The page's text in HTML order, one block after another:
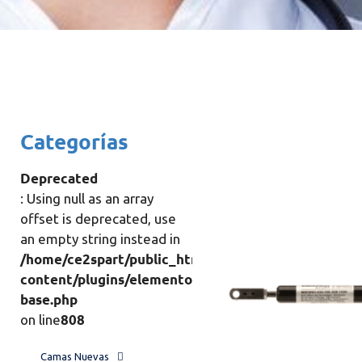
Categorías
Deprecated
: Using null as an array
offset is deprecated, use
an empty string instead in
/home/ce2spart/public_html/wp-
content/plugins/elementor/includes/base/element-
base.php
on line808
Camas Nuevas